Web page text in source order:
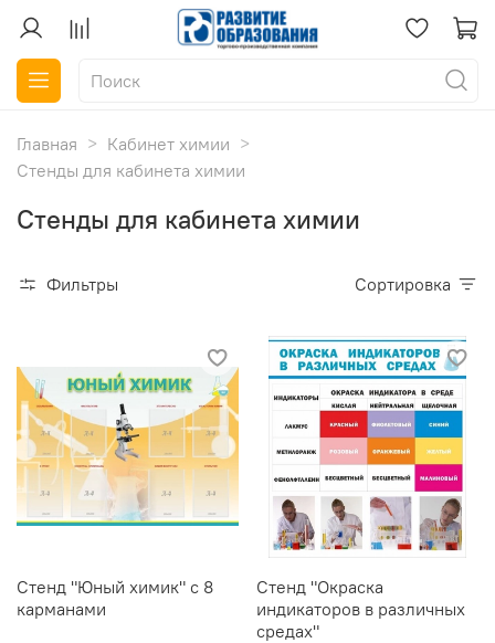
Главная
Кабинет химии
Стенды для кабинета химии
Стенды для кабинета химии
Фильтры Сортировка
Стенд "Юный химик" с 8
карманами
Стенд "Окраска
индикаторов в различных
средах"